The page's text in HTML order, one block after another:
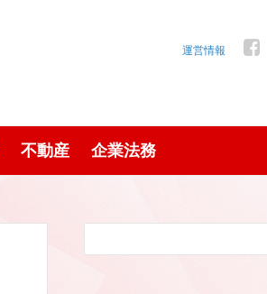
運営情報
不動産 企業法務